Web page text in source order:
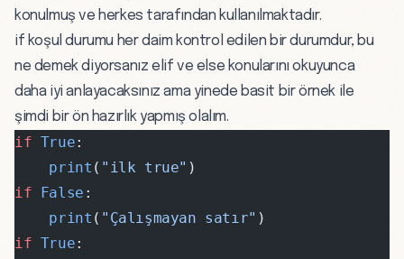
konulmuş ve herkes tarafından kullanılmaktadır.
if koşul durumu her daim kontrol edilen bir durumdur, bu
ne demek diyorsanız elif ve else konularını okuyunca
daha iyi anlayacaksınız ama yinede basit bir örnek ile
şimdi bir ön hazırlık yapmış olalım.
if True:
    print
( "ilk true" )
if False :
    print
( "Çalışmayan satır" )
if True: